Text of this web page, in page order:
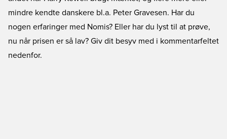
mindre kendte danskere bl.a. Peter Gravesen. Har du
nogen erfaringer med Nomis? Eller har du lyst til at prøve,
nu når prisen er så lav? Giv dit besyv med i kommentarfeltet
nedenfor.